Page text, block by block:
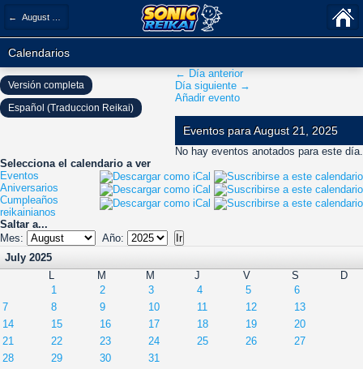
← August 2025
Calendarios
← Día anterior
Día siguiente →
Añadir evento
Eventos para August 21, 2025
No hay eventos anotados para este día.
Selecciona el calendario a ver
Eventos
Aniversarios
Cumpleaños
reikainianos
Saltar a...
Mes:
Año:
July 2025
L
M M J V S
D
1
2 3 4 5
6
7
8 9 10 11 12
13
14
15 16 17 18 19
20
21
22 23 24 25 26
27
28
29 30 31
Versión completa
Español (Traduccion Reikai)